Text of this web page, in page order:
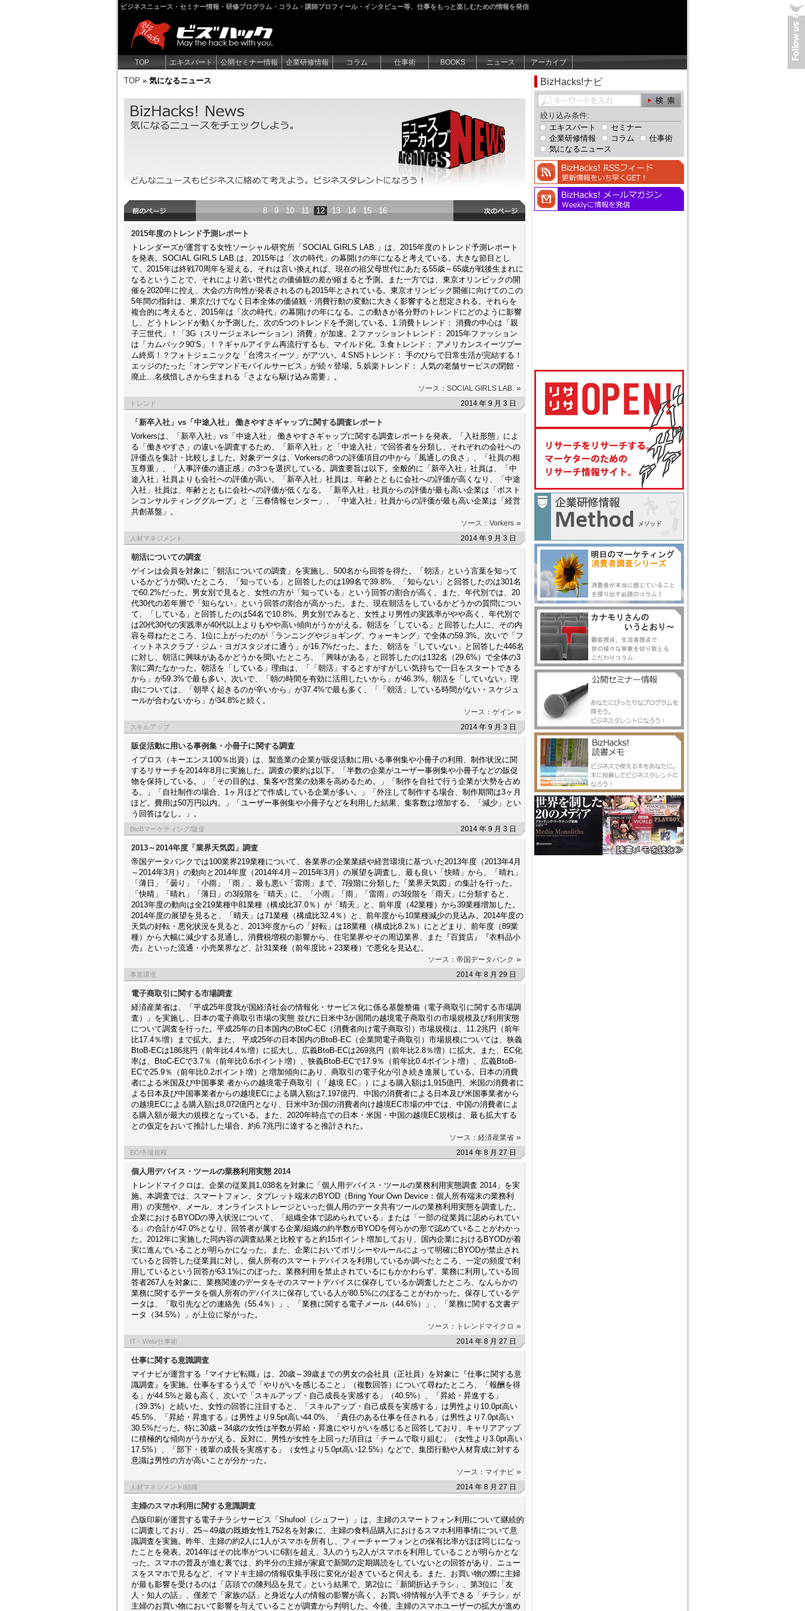
ビジネスニュース・セミナー情報・研修プログラム・コラム・講師プロフィール・インタビュー等、仕事をもっと楽しむための情報を発信
TOP エキスパート 公開セミナー情報 企業研修情報 コラム 仕事術 BOOKS ニュース アーカイブ
TOP » 気になるニュース
気になるニュース
気になるニュースをチェックしよう。どんなニュースもビジネスに絡めて考えよう。ビジネスタレントに
なろう！
8 9 10 11 12 13 14 15 16
2015年度のトレンド予測レポート
トレンダーズが運営する女性ソーシャル研究所「SOCIAL GIRLS LAB.」は、2015年度のトレンド予測レポート
を発表。SOCIAL GIRLS LAB.は、2015年は「次の時代」の幕開けの年になると考えている。大きな節目とし
て、2015年は終戦70周年を迎える。それは言い換えれば、現在の祖父母世代にあたる55歳～65歳が戦後生まれに
なるということで、それにより若い世代との価値観の差が縮まると予測。また一方では、東京オリンピックの開
催を2020年に控え、大会の方向性が発表されるのも2015年とされている。東京オリンピック開催に向けてのこの
5年間の指針は、東京だけでなく日本全体の価値観・消費行動の変動に大きく影響すると想定される。それらを
複合的に考えると、2015年は「次の時代」の幕開けの年になる。この動きが各分野のトレンドにどのように影響
し、どうトレンドが動くか予測した。次の5つのトレンドを予測している。1.消費トレンド： 消費の中心は「親
子三世代」！「3G（スリージェネレーション）消費」が加速。2.ファッショントレンド： 2015年ファッション
は「カムバック90‘S」！？ギャルアイテム再流行するも、マイルド化。3.食トレンド： アメリカンスイーツブー
ム終焉！？フォトジェニックな「台湾スイーツ」がアツい。4.SNSトレンド： 手のひらで日常生活が完結する！
エッジのたった「オンデマンドモバイルサービス」が続々登場。5.娯楽トレンド： 人気の老舗サービスの閉館・
廃止…名残惜しさから生まれる「さよなら駆け込み需要」。
ソース：SOCIAL GIRLS LAB. »
トレンド 2014 年 9 月 3 日
「新卒入社」vs「中途入社」 働きやすさギャップに関する調査レポート
Vorkersは、「新卒入社」vs「中途入社」 働きやすさギャップに関する調査レポートを発表。「入社形態」によ
る「働きやすさ」の違いを調査するため、「新卒入社」と「中途入社」で回答者を分類し、それぞれの会社への
評価点を集計・比較しました。対象データは、Vorkersの8つの評価項目の中から「風通しの良さ」、「社員の相
互尊重」、「人事評価の適正感」の3つを選択している。調査要旨は以下。全般的に「新卒入社」社員は、「中
途入社」社員よりも会社への評価が高い。「新卒入社」社員は、年齢とともに会社への評価が高くなり、「中途
入社」社員は、年齢とともに会社への評価が低くなる。「新卒入社」社員からの評価が最も高い企業は「ボスト
ンコンサルティンググループ」と「三春情報センター」、「中途入社」社員からの評価が最も高い企業は「経営
共創基盤」。
ソース：Vorkers »
人材マネジメント 2014 年 9 月 3 日
朝活についての調査
ゲインは会員を対象に「朝活についての調査」を実施し、500名から回答を得た。「朝活」という言葉を知って
いるかどうか聞いたところ、「知っている」と回答したのは199名で39.8%、「知らない」と回答したのは301名
で60.2%だった。男女別で見ると、女性の方が「知っている」という回答の割合が高く、また、年代別では、20
代30代の若年層で「知らない」という回答の割合が高かった。また、現在朝活をしているかどうかの質問につい
て、「している」と回答したのは54名で10.8%。男女別でみると、女性より男性の実践率がやや高く、年代別で
は20代30代の実践率が40代以上よりもやや高い傾向がうかがえる。朝活を「している」と回答した人に、その内
容を尋ねたところ、1位に上がったのが「ランニングやジョギング、ウォーキング」で全体の59.3%。次いで「フ
ィットネスクラブ・ジム・ヨガスタジオに通う」が16.7%だった。また、朝活を「していない」と回答した446名
に対し、朝活に興味があるかどうかを聞いたところ、「興味がある」と回答したのは132名（29.6%）で全体の3
割に満たなかった。朝活を「している」理由は、「「朝活」するとすがすがしい気持ちで一日をスタートできる
から」が59.3%で最も多い。次いで、「朝の時間を有効に活用したいから」が46.3%。朝活を「していない」理
由については、「朝早く起きるのが辛いから」が37.4%で最も多く、「「朝活」している時間がない・スケジュ
ールが合わないから」が34.8%と続く。
ソース：ゲイン »
スキルアップ 2014 年 9 月 3 日
販促活動に用いる事例集・小冊子に関する調査
イプロス（キーエンス100％出資）は、製造業の企業が販促活動に用いる事例集や小冊子の利用、制作状況に関
するリサーチを2014年8月に実施した。調査の要約は以下。「半数の企業がユーザー事例集や小冊子などの販促
物を保持している。」「その目的は、集客や営業の効果を高めるため。」「制作を自社で行う企業が大勢を占め
る。」「自社制作の場合、1ヶ月ほどで作成している企業が多い。」「外注して制作する場合、制作期間は3ヶ月
ほど。費用は50万円以内。」「ユーザー事例集や小冊子などを利用した結果、集客数は増加する。「減少」とい
う回答はなし。」。
BtoBマーケティング/販促 2014 年 9 月 3 日
2013～2014年度「業界天気図」調査
帝国データバンクでは100業界219業種について、各業界の企業業績や経営環境に基づいた2013年度（2013年4月
～2014年3月）の動向と2014年度（2014年4月～2015年3月）の展望を調査し、最も良い「快晴」から、「晴れ」
「薄日」「曇り」「小雨」「雨」、最も悪い「雷雨」まで、7段階に分類した「業界天気図」の集計を行った。
「快晴」「晴れ」「薄日」の3段階を「晴天」に、「小雨」「雨」「雷雨」の3段階を「雨天」に分類すると、
2013年度の動向は全219業種中81業種（構成比37.0％）が「晴天」と、前年度（42業種）から39業種増加した。
2014年度の展望を見ると、「晴天」は71業種（構成比32.4％）と、前年度から10業種減少の見込み。2014年度の
天気の好転・悪化状況を見ると、2013年度からの「好転」は18業種（構成比8.2％）にとどまり、前年度（89業
種）から大幅に減少する見通し。消費税増税の影響から、住宅業界やその周辺業界、また『百貨店』『衣料品小
売』といった流通・小売業界など、計31業種（前年度比＋23業種）で悪化を見込む。
ソース：帝国データバンク »
事業環境 2014 年 8 月 29 日
電子商取引に関する市場調査
経済産業省は、「平成25年度我が国経済社会の情報化・サービス化に係る基盤整備（電子商取引に関する市場調
査）」を実施し、日本の電子商取引市場の実態 並びに日米中3か国間の越境電子商取引の市場規模及び利用実態
について調査を行った。平成25年の日本国内のBtoC-EC（消費者向け電子商取引）市場規模は、11.2兆円（前年
比17.4％増）まで拡大。また、 平成25年の日本国内のBtoB-EC（企業間電子商取引）市場規模については、狭義
BtoB-ECは186兆円（前年比4.4％増）に拡大し、広義BtoB-ECは269兆円（前年比2.8％増）に拡大。また、EC化
率は、BtoC-ECで3.7％（前年比0.6ポイント増）、狭義BtoB-ECで17.9％（前年比0.4ポイント増）、広義BtoB-
ECで25.9％（前年比0.2ポイント増）と増加傾向にあり、商取引の電子化が引き続き進展している。日本の消費
者による米国及び中国事業 者からの越境電子商取引（「越境 EC」）による購入額は1,915億円、米国の消費者に
よる日本及び中国事業者からの越境ECによる購入額は7,197億円、中国の消費者による日本及び米国事業者から
の越境ECによる購入額は8,072億円となり、日米中3か国の消費者向け越境EC市場の中では、中国の消費者によ
る購入額が最大の規模となっている。また、2020年時点での日本・米国・中国の越境EC規模は、最も拡大する
との仮定をおいて推計した場合、約6.7兆円に達すると推計された。
ソース：経済産業省 »
EC/市場規模 2014 年 8 月 27 日
個人用デバイス・ツールの業務利用実態 2014
トレンドマイクロは、企業の従業員1,038名を対象に「個人用デバイス・ツールの業務利用実態調査 2014」を実
施。本調査では、スマートフォン、タブレット端末のBYOD（Bring Your Own Device：個人所有端末の業務利
用）の実態や、メール、オンラインストレージといった個人用のデータ共有ツールの業務利用実態を調査した。
企業におけるBYODの導入状況について、「組織全体で認められている」または「一部の従業員に認められてい
る」の合計が47.0%となり、回答者が属する企業/組織の約半数がBYODを何らかの形で認めていることがわかっ
た。2012年に実施した同内容の調査結果と比較すると約15ポイント増加しており、国内企業におけるBYODが着
実に進んでいることが明らかになった。また、企業においてポリシーやルールによって明確にBYODが禁止され
ていると回答した従業員に対し、個人所有のスマートデバイスを利用しているか調べたところ、一定の頻度で利
用しているという回答が63.1%にのぼった。業務利用を禁止されているにもかかわらず、業務に利用している回
答者267人を対象に、業務関連のデータをそのスマートデバイスに保存しているか調査したところ、なんらかの
業務に関するデータを個人所有のデバイスに保存している人が80.5%にのぼることがわかった。保存しているデ
ータは、「取引先などの連絡先（55.4％）」、「業務に関する電子メール（44.6%）」、「業務に関する文書デ
ータ（34.5%）」が上位に挙がった。
ソース：トレンドマイクロ »
IT・Web/仕事術 2014 年 8 月 27 日
仕事に関する意識調査
マイナビが運営する『マイナビ転職』は、20歳～39歳までの男女の会社員（正社員）を対象に『仕事に関する意
識調査』を実施。仕事をするうえで「やりがいを感じること」（複数回答）について尋ねたところ、「報酬を得
る」が44.5%と最も高く、次いで「スキルアップ・自己成長を実感する」（40.5%）、「昇給・昇進する」
（39.3%）と続いた。女性の回答に注目すると、「スキルアップ・自己成長を実感する」は男性より10.0pt高い
45.5%、「昇給・昇進する」は男性より9.5pt高い44.0%、「責任のある仕事を任される」は男性より7.0pt高い
30.5%だった。特に30歳～34歳の女性は半数が昇給・昇進にやりがいを感じると回答しており、キャリアアップ
に積極的な傾向がうかがえる。反対に、男性が女性を上回った項目は「チームで取り組む」（女性より3.0pt高い
17.5%）、「部下・後輩の成長を実感する」（女性より5.0pt高い12.5%）などで、集団行動や人材育成に対する
意識は男性の方が高いことが分かった。
ソース：マイナビ »
人材マネジメント/組織 2014 年 8 月 27 日
主婦のスマホ利用に関する意識調査
凸版印刷が運営する電子チラシサービス「Shufoo!（シュフー）」は、主婦のスマートフォン利用について継続的
に調査しており、25～49歳の既婚女性1,752名を対象に、主婦の食料品購入におけるスマホ利用事情について意
識調査を実施。昨年、主婦の約2人に1人がスマホを所有し、フィーチャーフォンとの保有比率がほぼ同じになっ
たことを発表。2014年はその比率がついに6割を超え、3人のうち2人がスマホを利用していることが明らかとな
った。スマホの普及が進む裏では、約半分の主婦が家庭で新聞の定期購読をしていないとの回答があり、ニュー
スをスマホで見るなど、イマドキ主婦の情報収集手段に変化が起きていると伺える。また、お買い物の際に主婦
が最も影響を受けるのは「店頭での陳列品を見て」という結果で、第2位に「新聞折込チラシ」、第3位に「友
人・知人の話」、僅差で「家族の話」と身近な人の情報の影響が高く、お買い得情報が入手できる「チラシ」が
主婦のお買い物において影響を与えていることが調査から判明した。今後、主婦のスマホユーザーの拡大が進め
BizHacks!ナビ
絞り込み条件:
エキスパート
セミナー
企業研修情報
コラム
仕事術
気になるニュース